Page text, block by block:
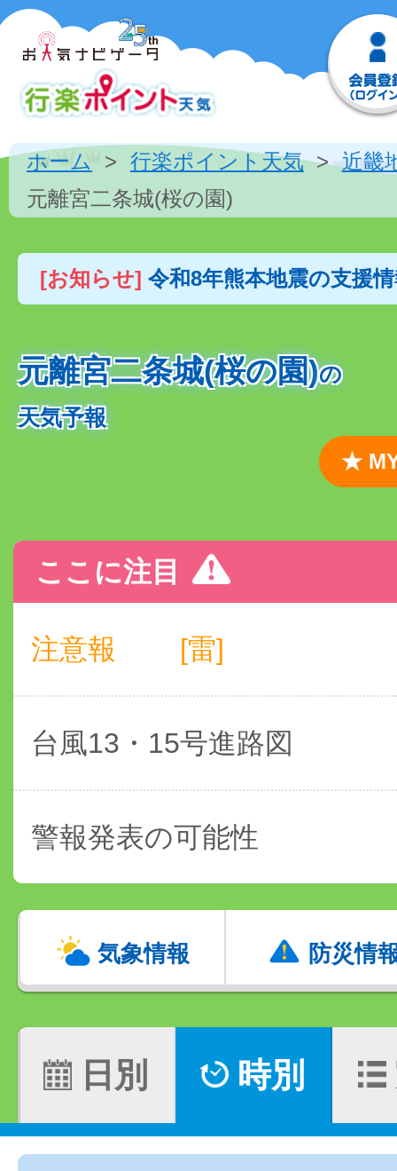
ホーム 行楽ポイント天気
近畿
元離宮二条城(桜の園)
[お知らせ] 令和8年熊本地震の支援
元離宮二条城(桜の園)の
天気予報
★
ここに注目
注意報 [雷]
台風13・15号進路図
警報発表の可能性
気象情報 防災情
日別 時別